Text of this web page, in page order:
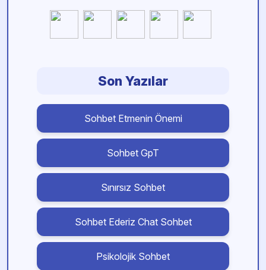
Son Yazılar
Sohbet Etmenin Önemi
Sohbet GpT
Sınırsız Sohbet
Sohbet Ederiz Chat Sohbet
Psikolojik Sohbet